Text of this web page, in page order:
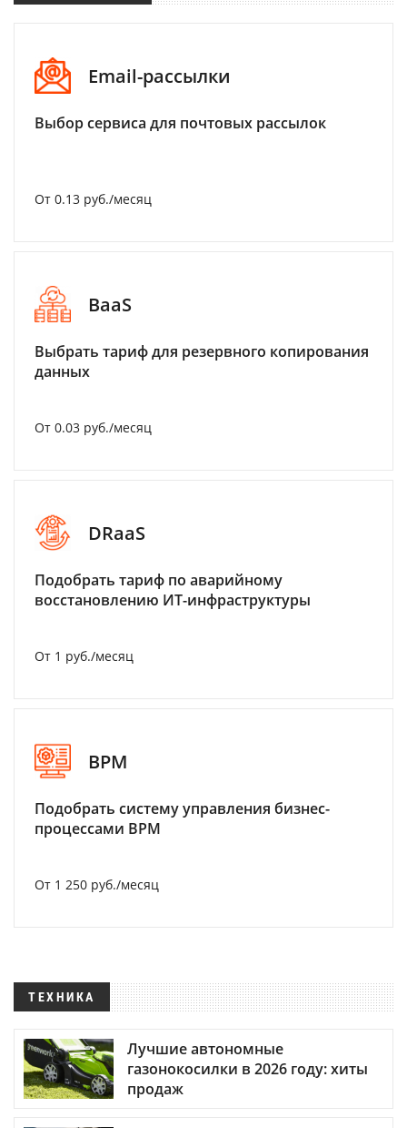
Email-рассылки
Выбор сервиса для почтовых рассылок
От 0.13 руб./месяц
BaaS
Выбрать тариф для резервного копирования
данных
От 0.03 руб./месяц
DRaaS
Подобрать тариф по аварийному
восстановлению ИТ-инфраструктуры
От 1 руб./месяц
BPM
Подобрать систему управления бизнес-
процессами BPM
От 1 250 руб./месяц
ТЕХНИКА
Лучшие автономные
газонокосилки в 2026 году: хиты
продаж